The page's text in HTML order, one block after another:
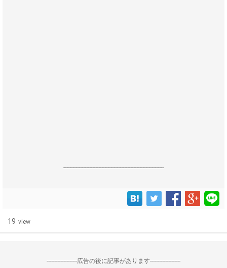
------------------------------------------------------------------
19 view
--------------------広告の後に記事があります--------------------